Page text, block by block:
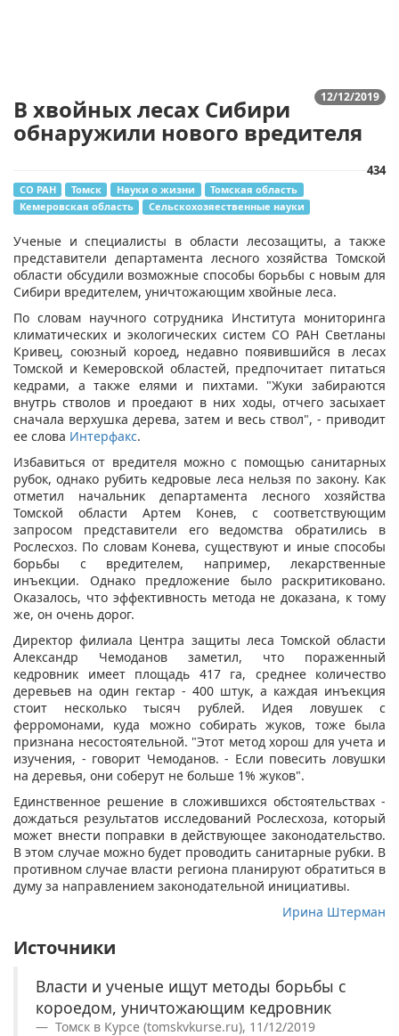
12/12/2019
В хвойных лесах Сибири
обнаружили нового вредителя
434
СО РАН Томск Науки о жизни
Томская область
Кемеровская область
Сельскохозяественные науки
​Ученые и специалисты в области лесозащиты, а также
представители департамента лесного хозяйства Томской
области обсудили возможные способы борьбы с новым для
Сибири вредителем, уничтожающим хвойные леса.
По словам научного сотрудника Института мониторинга
климатических и экологических систем СО РАН Светланы
Кривец, союзный короед, недавно появившийся в лесах
Томской и Кемеровской областей, предпочитает питаться
кедрами, а также елями и пихтами. "Жуки забираются
внутрь стволов и проедают в них ходы, отчего засыхает
сначала верхушка дерева, затем и весь ствол", - приводит
ее слова Интерфакс.
Избавиться от вредителя можно с помощью санитарных
рубок, однако рубить кедровые леса нельзя по закону. Как
отметил начальник департамента лесного хозяйства
Томской области Артем Конев, с соответствующим
запросом представители его ведомства обратились в
Рослесхоз. По словам Конева, существуют и иные способы
борьбы с вредителем, например, лекарственные
инъекции. Однако предложение было раскритиковано.
Оказалось, что эффективность метода не доказана, к тому
же, он очень дорог.
Директор филиала Центра защиты леса Томской области
Александр Чемоданов заметил, что пораженный
кедровник имеет площадь 417 га, среднее количество
деревьев на один гектар - 400 штук, а каждая инъекция
стоит несколько тысяч рублей. Идея ловушек с
ферромонами, куда можно собирать жуков, тоже была
признана несостоятельной. "Этот метод хорош для учета и
изучения, - говорит Чемоданов. - Если повесить ловушки
на деревья, они соберут не больше 1% жуков".
Единственное решение в сложившихся обстоятельствах -
дождаться результатов исследований Рослесхоза, который
может внести поправки в действующее законодательство.
В этом случае можно будет проводить санитарные рубки. В
противном случае власти региона планируют обратиться в
думу за направлением законодательной инициативы.
Ирина Штерман
Источники
Власти и ученые ищут методы борьбы с
короедом, уничтожающим кедровник
Томск в Курсе (tomskvkurse.ru), 11/12/2019